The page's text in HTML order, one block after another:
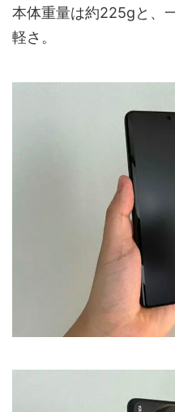
本体重量は約225gと、
軽さ。